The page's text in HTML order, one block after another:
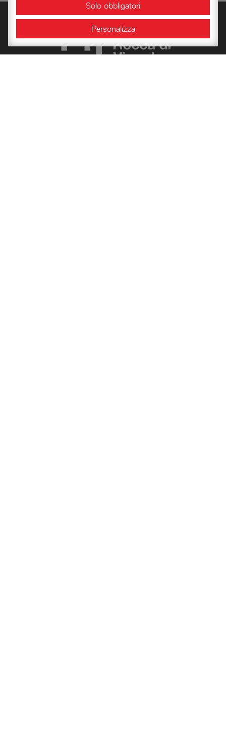
Solo obbligatori
Personalizza